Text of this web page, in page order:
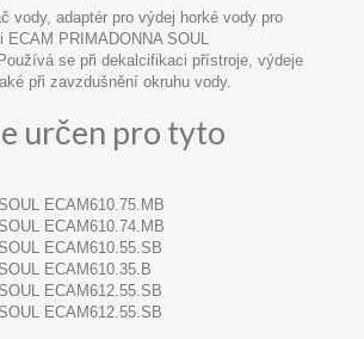
vody, adaptér pro výdej horké vody pro
ECAM PRIMADONNA SOUL
se při dekalcifikaci přístroje, výdeje
při zavzdušnění okruhu vody.
určen pro tyto
ECAM610.75.MB
ECAM610.74.MB
ECAM610.55.SB
ECAM610.35.B
ECAM612.55.SB
ECAM612.55.SB